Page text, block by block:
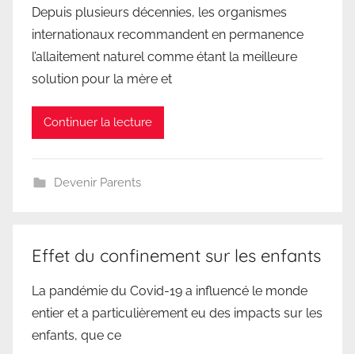
Depuis plusieurs décennies, les organismes
internationaux recommandent en permanence
l’allaitement naturel comme étant la meilleure
solution pour la mère et
Continuer la lecture
Devenir Parents
Effet du confinement sur les enfants
La pandémie du Covid-19 a influencé le monde
entier et a particulièrement eu des impacts sur les
enfants, que ce